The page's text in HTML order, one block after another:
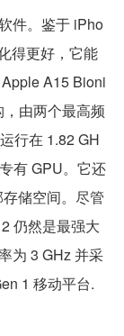
件。鉴于 iPho
得更好，它能
A15 Bioni
由两个最高频
行在 1.82 GH
有 GPU。它还
储空间。尽管
仍然是最强大
为 3 GHz 并采
1 移动平台.